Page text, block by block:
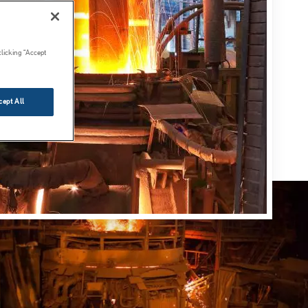
Resim
“Accept
All